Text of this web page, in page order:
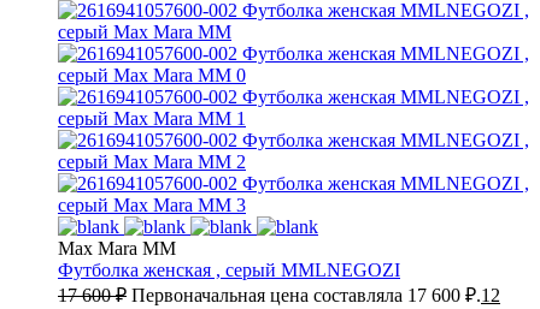
Max Mara MM
Футболка женская , серый MMLNEGOZI
17 600₽ Первоначальная цена составляла 17 600 ₽.12